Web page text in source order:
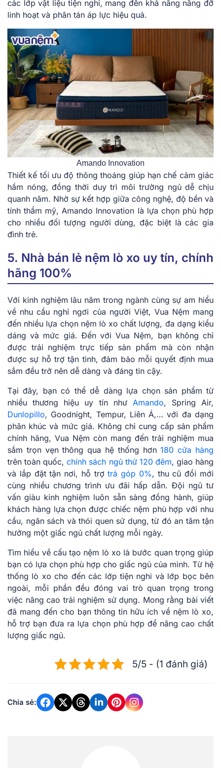
các lớp vật liệu tiện nghi, mang đến khả năng nâng đỡ
linh hoạt và phân tán áp lực hiệu quả.
Amando Innovation
Thiết kế tối ưu độ thông thoáng giúp hạn chế cảm giác
hầm nóng, đồng thời duy trì môi trường ngủ dễ chịu
quanh năm. Nhờ sự kết hợp giữa công nghệ, độ bền và
tính thẩm mỹ, Amando Innovation là lựa chọn phù hợp
cho nhiều đối tượng người dùng, đặc biệt là các gia
đình trẻ.
5. Nhà bán lẻ nệm lò xo uy tín, chính
hãng 100%
Với kinh nghiệm lâu năm trong ngành cùng sự am hiểu
về nhu cầu nghỉ ngơi của người Việt, Vua Nệm mang
đến nhiều lựa chọn nệm lò xo chất lượng, đa dạng kiểu
dáng và mức giá. Đến với Vua Nệm, bạn không chỉ
được trải nghiệm trực tiếp sản phẩm mà còn nhận
được sự hỗ trợ tận tình, đảm bảo mỗi quyết định mua
sắm đều trở nên dễ dàng và đáng tin cậy.
Tại đây, bạn có thể dễ dàng lựa chọn sản phẩm từ
nhiều thương hiệu uy tín như Amando, Spring Air,
Dunlopillo, Goodnight, Tempur, Liên Á,… với đa dạng
phân khúc và mức giá. Không chỉ cung cấp sản phẩm
chính hãng, Vua Nệm còn mang đến trải nghiệm mua
sắm trọn vẹn thông qua hệ thống hơn180 cửa hàng
trên toàn quốc,chính sách ngủ thử 120 đêm, giao hàng
và lắp đặt tận nơi, hỗ trợtrả góp 0%, thu cũ đổi mới
cùng nhiều chương trình ưu đãi hấp dẫn. Đội ngũ tư
vấn giàu kinh nghiệm luôn sẵn sàng đồng hành, giúp
khách hàng lựa chọn được chiếc nệm phù hợp với nhu
cầu, ngân sách và thói quen sử dụng, từ đó an tâm tận
hưởng một giấc ngủ chất lượng mỗi ngày.
Tìm hiểu về cấu tạo nệm lò xo là bước quan trọng giúp
bạn có lựa chọn phù hợp cho giấc ngủ của mình. Từ hệ
thống lò xo cho đến các lớp tiện nghi và lớp bọc bên
ngoài, mỗi phần đều đóng vai trò quan trọng trong
việc nâng cao trải nghiệm sử dụng. Mong rằng bài viết
đã mang đến cho bạn thông tin hữu ích về nệm lò xo,
hỗ trợ bạn đưa ra lựa chọn phù hợp để nâng cao chất
lượng giấc ngủ.
5/5 - (1 đánh giá)
Chia sẻ: